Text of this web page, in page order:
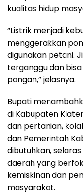
kualitas hidup
“Listrik menjadi
menggerakkan
digunakan petani.
terganggu dan
pangan,” jelasnya.
Bupati
di Kabupaten
dan pertanian,
dan Pemerintah
dibutuhkan,
daerah yang
kemiskinan dan
masyarakat.